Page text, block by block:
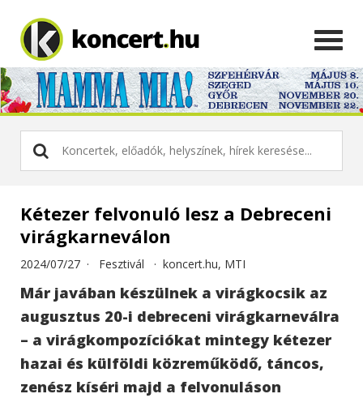
Kétezer felvonuló lesz a Debreceni
virágkarneválon
2024/07/27 · Fesztivál · koncert.hu, MTI
Már javában készülnek a virágkocsik az
augusztus 20-i debreceni virágkarneválra
– a virágkompozíciókat mintegy kétezer
hazai és külföldi közreműködő, táncos,
zenész kíséri majd a felvonuláson